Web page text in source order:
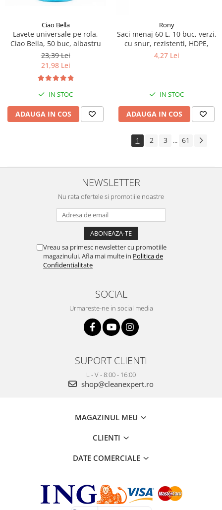
Ciao Bella
Lavete universale pe rola,
Ciao Bella, 50 buc, albastru
23,39 Lei
21,98 Lei
IN STOC
ADAUGA IN COS
Rony
Saci menaj 60 L, 10 buc, verzi,
cu snur, rezistenti, HDPE,
4,27 Lei
IN STOC
ADAUGA IN COS
1 2 3 ... 61
NEWSLETTER
Nu rata ofertele si promotiile noastre
Vreau sa primesc newsletter cu promotiile
magazinului. Afla mai multe in Politica de
Confidentialitate
SOCIAL
Urmareste-ne in social media
SUPORT CLIENTI
L - V - 8:00 - 16:00
shop@cleanexpert.ro
MAGAZINUL MEU
CLIENTI
DATE COMERCIALE